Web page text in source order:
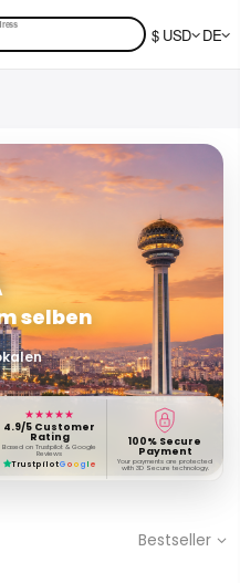
$ USD DE
selben
★★★★★
4.9/5 Customer
Rating
Based on Trustpilot & Google
Reviews
TrustpilotG o o g l e
100% Secure
Payment
Your payments are protected
with 3D Secure technology.
Bestseller